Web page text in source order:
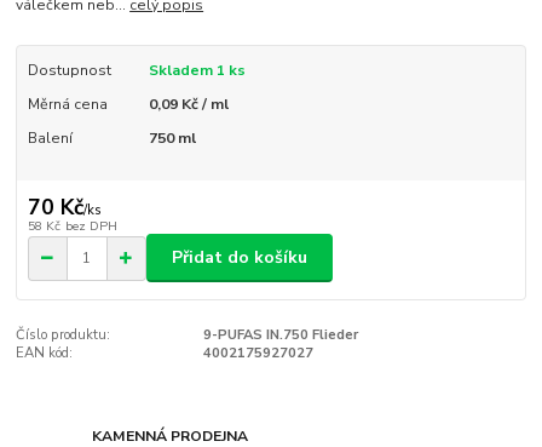
válečkem neb... celý popis
Dostupnost
Skladem 1 ks
Měrná cena
0,09 Kč / ml
Balení
750 ml
70 Kč/ks
58 Kč bez DPH
Přidat do košíku
Číslo produktu:
9-PUFAS IN.750 Flieder
EAN kód:
4002175927027
KAMENNÁ PRODEJNA